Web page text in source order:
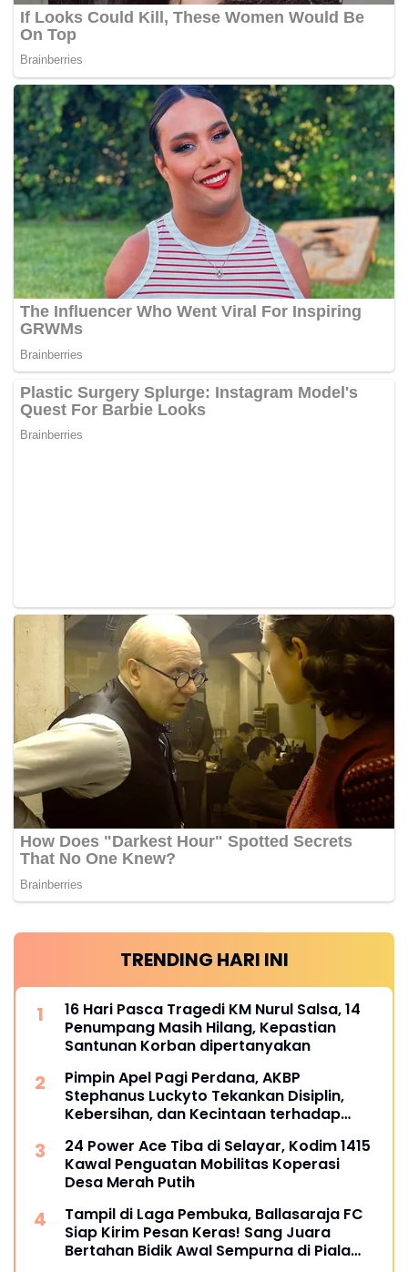
TRENDING HARI INI
16 Hari Pasca Tragedi KM Nurul Salsa, 14
Penumpang Masih Hilang, Kepastian
Santunan Korban dipertanyakan
Pimpin Apel Pagi Perdana, AKBP
Stephanus Luckyto Tekankan Disiplin,
Kebersihan, dan Kecintaan terhadap
24 Power Ace Tiba di Selayar, Kodim 1415
Kawal Penguatan Mobilitas Koperasi
Desa Merah Putih
Tampil di Laga Pembuka, Ballasaraja FC
Siap Kirim Pesan Keras! Sang Juara
Bertahan Bidik Awal Sempurna di Piala